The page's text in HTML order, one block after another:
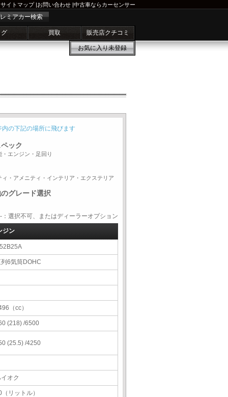
サイトマップ|お問い合わせ |中古車ならカーセンサー
ミアカー検索
買取 販売店クチコミ
お気に入り未登録
内の下記の場所に飛びます
ック
・エンジン・足回り
ィ・アメニティ・インテリア・エクステリア
グレード選択
択不可、またはディーラーオプション
ジン
6気筒DOHC
（cc）
(218) /6500
(25.5) /4250
オク
（リットル）